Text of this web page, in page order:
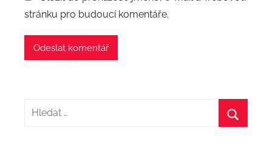
stránku pro budoucí komentáře.
Hledat: